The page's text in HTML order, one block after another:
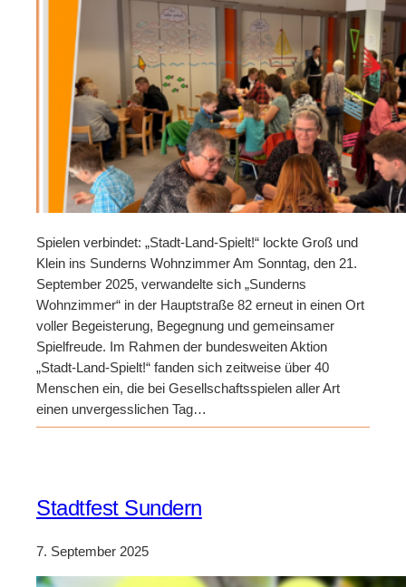
Spielen verbindet: „Stadt-Land-Spielt!“ lockte Groß und
Klein ins Sunderns Wohnzimmer Am Sonntag, den 21.
September 2025, verwandelte sich „Sunderns
Wohnzimmer“ in der Hauptstraße 82 erneut in einen Ort
voller Begeisterung, Begegnung und gemeinsamer
Spielfreude. Im Rahmen der bundesweiten Aktion
„Stadt-Land-Spielt!“ fanden sich zeitweise über 40
Menschen ein, die bei Gesellschaftsspielen aller Art
einen unvergesslichen Tag…
Stadtfest Sundern
7. September 2025